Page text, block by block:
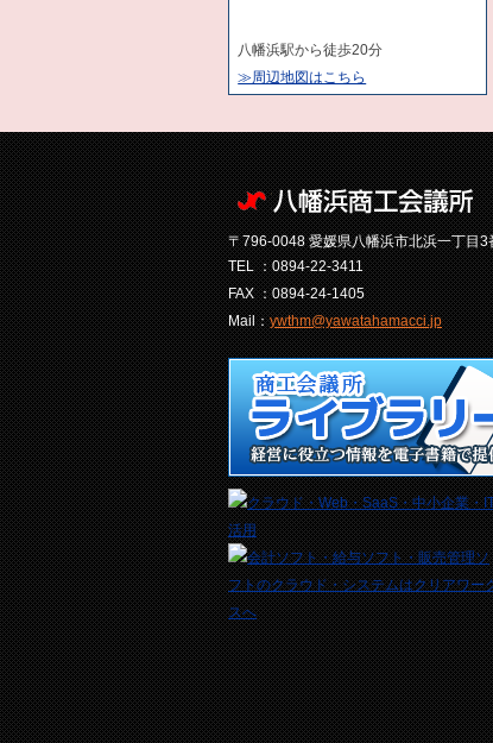
八幡浜駅から徒歩20分
≫周辺地図はこちら
〒796-0048 愛媛県八幡浜市北浜一丁目3
TEL ：0894-22-3411
FAX ：0894-24-1405
Mail：ywthm@yawatahamacci.jp